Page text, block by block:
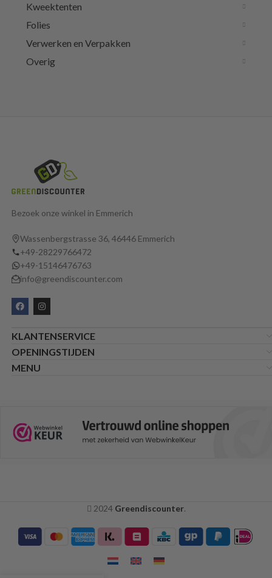
Kweektenten
Folies
Verwerken en Verpakken
Overig
Bezoek onze winkel in Emmerich
Wassenbergstrasse 36, 46446 Emmerich
+49-28229766472
+49-15146476763
info@greendiscounter.com
KLANTENSERVICE
OPENINGSTIJDEN
MENU
2024 Greendiscounter.